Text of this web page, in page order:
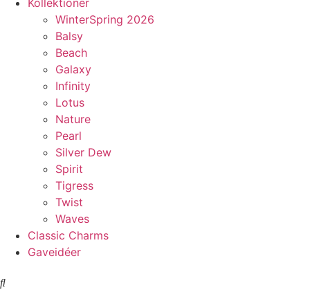
Kollektioner
WinterSpring 2026
Balsy
Beach
Galaxy
Infinity
Lotus
Nature
Pearl
Silver Dew
Spirit
Tigress
Twist
Waves
Classic Charms
Gaveidéer